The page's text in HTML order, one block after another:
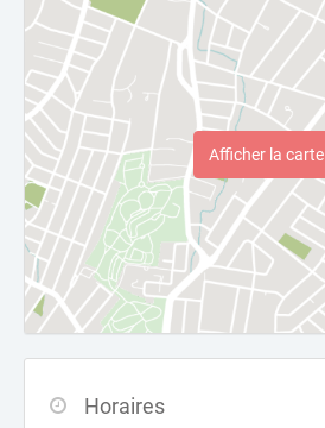
Afficher la carte
Horaires